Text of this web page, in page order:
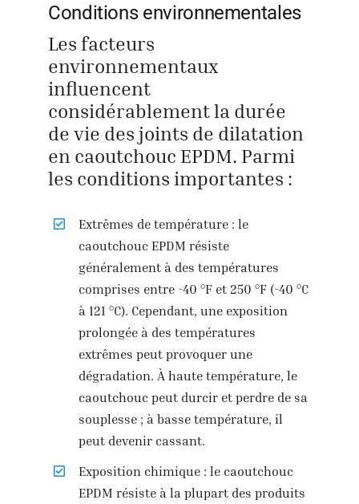
Conditions environnementales
Les facteurs
environnementaux
influencent
considérablement la durée
de vie des joints de dilatation
en caoutchouc EPDM. Parmi
les conditions importantes :
Extrêmes de température : le
caoutchouc EPDM résiste
généralement à des températures
comprises entre -40 °F et 250 °F (-40 °C
à 121 °C). Cependant, une exposition
prolongée à des températures
extrêmes peut provoquer une
dégradation. À haute température, le
caoutchouc peut durcir et perdre de sa
souplesse ; à basse température, il
peut devenir cassant.
Exposition chimique : le caoutchouc
EPDM résiste à la plupart des produits